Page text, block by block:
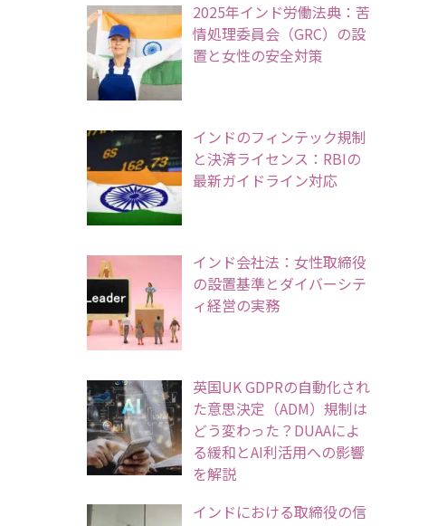
2025年インド労働法典：苦
情処理委員会（GRC）の設
置と女性の安全対策
インドのフィンテック規制
と決済ライセンス：RBIの
最新ガイドライン対応
インド会社法：女性取締役
の設置基準とダイバーシテ
ィ経営の実務
英国UK GDPRの自動化され
た意思決定（ADM）規制は
どう変わった？DUAAによ
る緩和とAI利活用への影響
を解説
インドにおける取締役の信